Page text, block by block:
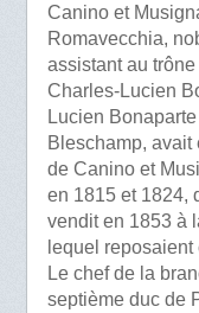
Canino et
Romavecchia,
assistant au
Charles-Lucien
Lucien
Bleschamp, avait
de Canino et
en 1815 et 1824,
vendit en 1853 à
lequel
Le chef de la
septième duc de